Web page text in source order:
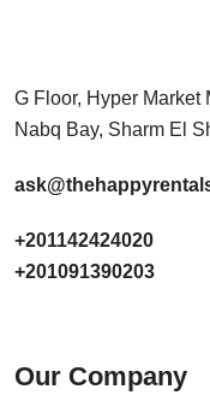
G Floor, Hyper Market
Nabq Bay, Sharm El
+201142424020
+201091390203
Our Company